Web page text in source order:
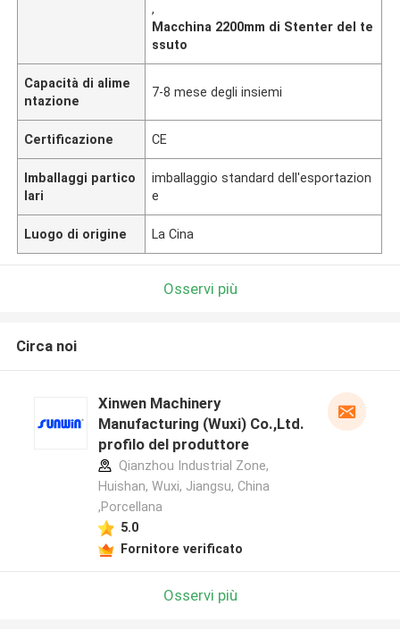
,
Macchina 2200mm di Stenter del te
ssuto
Capacità di alime
ntazione
7-8 mese degli insiemi
Certificazione CE
Imballaggi partico
lari
imballaggio standard dell'esportazion
e
Luogo di origine La Cina
Osservi più
Circa noi
Xinwen Machinery
Manufacturing (Wuxi) Co.,Ltd.
profilo del produttore
Qianzhou Industrial Zone,
Huishan, Wuxi, Jiangsu, China
,Porcellana
5.0
Fornitore verificato
Osservi più